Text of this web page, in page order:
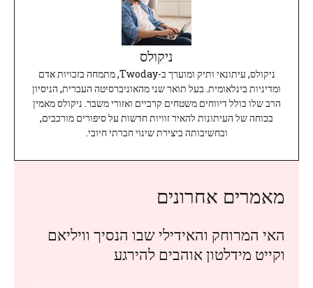
ניקולס
ניקולס, עיתונאי ותיק ומוערך ב-Twoday, מתמחה בזכויות אדם
ומדיניות בינלאומית. בעל תואר שני מהאוניברסיטה העברית, הניסיון
הרב שלו כולל דיווחים משטחים קרביים ואזורי משבר. ניקולס מאמין
בכוחה של העיתונות להאיר זוויות חדשות על סיפורים מורכבים,
ובחשיבותה ביצירת שינוי חברתי חיובי.
מאמרים אחרונים
האי המרוחק והאידילי שבו הנסיך וויליאם
וקייט מידלטון אוהבים להירגע